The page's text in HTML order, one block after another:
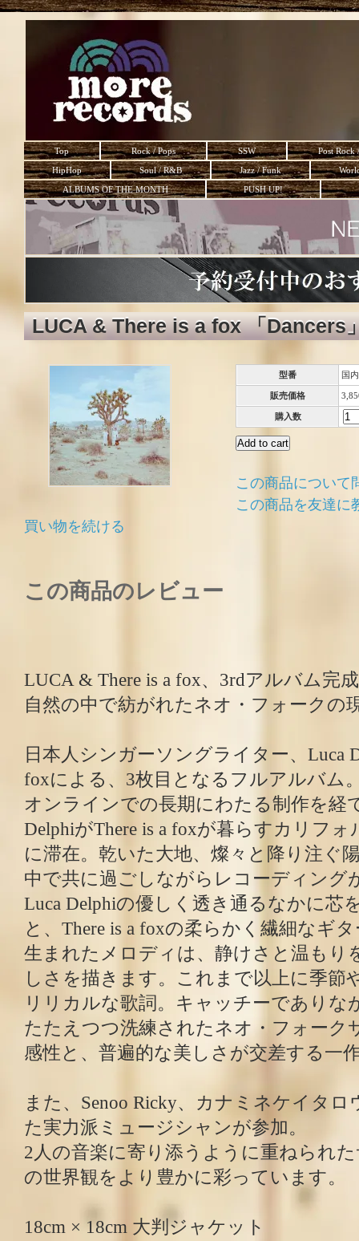
Top Rock / Pops SSW
Post Rock
HipHop
Soul / R&B Jazz / Funk
ALBUMS OF THE MONTH
PUSH UP!
LUCA & There is a fox 「Dancers
型番 国
販売価格
購入数
この商品について
この商品を友達に
買い物を続ける
この商品のレビュー
LUCA & There is a fox、3rdアルバム完成
自然の中で紡がれたネオ・フォークの
日本人シンガーソングライター、Luca
foxによる、3枚目となるフルアルバム
オンラインでの長期にわたる制作を経
DelphiがThere is a foxが暮らすカリフ
に滞在。乾いた大地、燦々と降り注ぐ
中で共に過ごしながらレコーディング
Luca Delphiの優しく透き通るなかに芯
と、There is a foxの柔らかく繊細なギ
生まれたメロディは、静けさと温もり
しさを描きます。これまで以上に季節
リリカルな歌詞。キャッチーでありな
たたえつつ洗練されたネオ・フォーク
感性と、普遍的な美しさが交差する一
また、Senoo Ricky、カナミネケイタ
た実力派ミュージシャンが参加。
2人の音楽に寄り添うように重ねられ
の世界観をより豊かに彩っています。
18cm × 18cm 大判ジャケット